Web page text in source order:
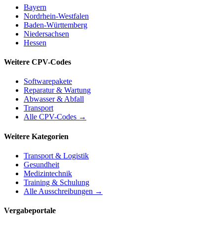
Bayern
Nordrhein-Westfalen
Baden-Württemberg
Niedersachsen
Hessen
Weitere CPV-Codes
Softwarepakete
Reparatur & Wartung
Abwasser & Abfall
Transport
Alle CPV-Codes →
Weitere Kategorien
Transport & Logistik
Gesundheit
Medizintechnik
Training & Schulung
Alle Ausschreibungen →
Vergabeportale